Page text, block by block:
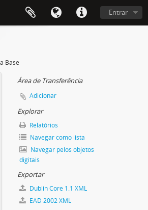
Entrar
Base
Área de Transferência
Adicionar
Explorar
Relatórios
Navegar como lista
Navegar pelos objetos
digitais
Exportar
Dublin Core 1.1 XML
EAD 2002 XML